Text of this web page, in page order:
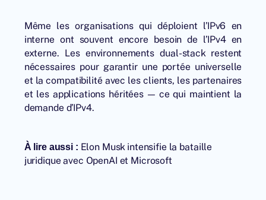
Même les organisations qui déploient l’IPv6 en
interne ont souvent encore besoin de l’IPv4 en
externe. Les environnements dual-stack restent
nécessaires pour garantir une portée universelle
et la compatibilité avec les clients, les partenaires
et les applications héritées — ce qui maintient la
demande d’IPv4.
À lire aussi : Elon Musk intensifie la bataille
juridique avec OpenAI et Microsoft